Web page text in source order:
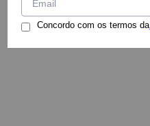
Concordo com os termos da